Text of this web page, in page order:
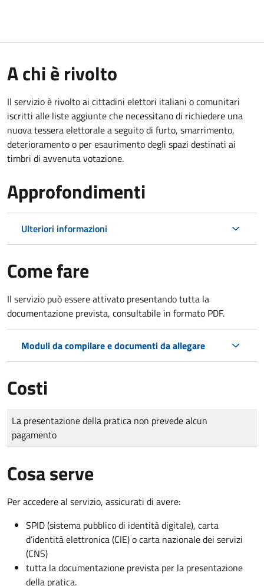
A chi è rivolto
Il servizio è rivolto ai cittadini elettori italiani o comunitari
iscritti alle liste aggiunte che necessitano di richiedere una
nuova tessera elettorale a seguito di furto, smarrimento,
deterioramento o per esaurimento degli spazi destinati ai
timbri di avvenuta votazione.
Approfondimenti
Ulteriori informazioni
Come fare
Il servizio può essere attivato presentando tutta la
documentazione prevista, consultabile in formato PDF.
Moduli da compilare e documenti da allegare
Costi
Tipo di pagamento
Importo
La presentazione della pratica non prevede alcun
pagamento
Cosa serve
Per accedere al servizio, assicurati di avere:
SPID (sistema pubblico di identità digitale), carta
d’identità elettronica (CIE) o carta nazionale dei servizi
(CNS)
tutta la documentazione prevista per la presentazione
della pratica.